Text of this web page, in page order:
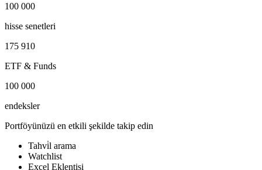
100 000
hisse senetleri
175 910
ETF & Funds
100 000
endeksler
Portföyünüzü en etkili şekilde takip edin
Tahvi̇l arama
Watchlist
Excel Eklentisi